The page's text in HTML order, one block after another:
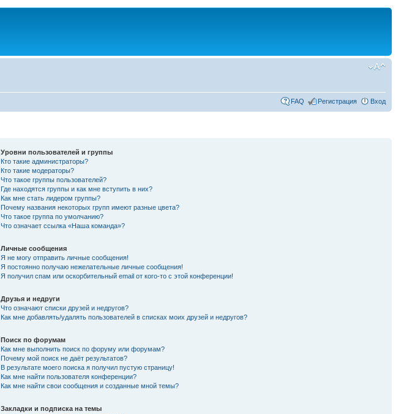
FAQ Регистрация Вход
Уровни пользователей и группы
Кто такие администраторы?
Кто такие модераторы?
Что такое группы пользователей?
Где находятся группы и как мне вступить в них?
Как мне стать лидером группы?
Почему названия некоторых групп имеют разные цвета?
Что такое группа по умолчанию?
Что означает ссылка «Наша команда»?
Личные сообщения
Я не могу отправить личные сообщения!
Я постоянно получаю нежелательные личные сообщения!
Я получил спам или оскорбительный email от кого-то с этой конференции!
Друзья и недруги
Что означают списки друзей и недругов?
Как мне добавлять/удалять пользователей в списках моих друзей и недругов?
Поиск по форумам
Как мне выполнить поиск по форуму или форумам?
Почему мой поиск не даёт результатов?
В результате моего поиска я получил пустую страницу!
Как мне найти пользователя конференции?
Как мне найти свои сообщения и созданные мной темы?
Закладки и подписка на темы